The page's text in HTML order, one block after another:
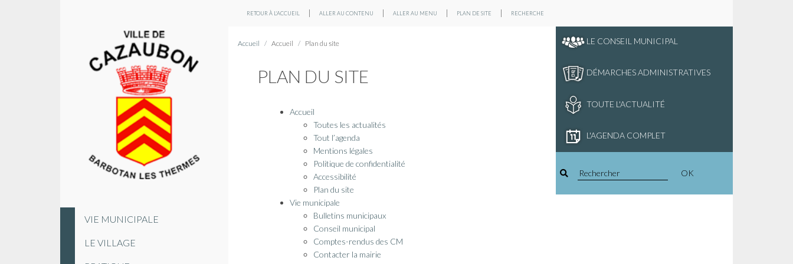
RETOUR À L'ACCUEIL ALLER AU CONTENU ALLER AU MENU PLAN DE SITE RECHERCHE
VIE MUNICIPALE
LE VILLAGE
Accueil Accueil Plan du site
PLAN DU SITE
Accueil
Toutes les actualités
Tout l’agenda
Mentions légales
Politique de confidentialité
Accessibilité
Plan du site
Vie municipale
Bulletins municipaux
Conseil municipal
Comptes-rendus des CM
Contacter la mairie
LE CONSEIL MUNICIPAL
DÉMARCHES ADMINISTRATIVES
TOUTE L'ACTUALITÉ
L'AGENDA COMPLET
OK